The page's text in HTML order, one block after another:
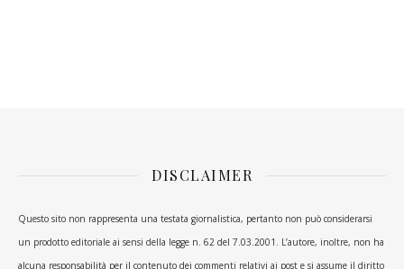
DISCLAIMER
Questo sito non rappresenta una testata giornalistica, pertanto non può considerarsi
un prodotto editoriale ai sensi della legge n. 62 del 7.03.2001. L’autore, inoltre, non ha
alcuna responsabilità per il contenuto dei commenti relativi ai post e si assume il diritto